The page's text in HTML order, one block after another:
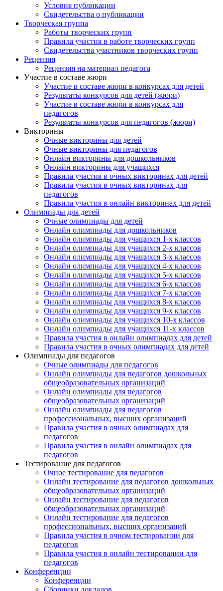
Условия публикации
Свидетельства о публикации
Творческая группа
Работы творческих групп
Правила участия в работе творческих групп
Свидетельства участников творческих групп
Рецензия
Рецензия на материал педагога
Участие в составе жюри
Участие в составе жюри в конкурсах для детей
Результаты конкурсов для детей (жюри)
Участие в составе жюри в конкурсах для
педагогов
Результаты конкурсов для педагогов (жюри)
Викторины
Очные викторины для детей
Очные викторины для педагогов
Онлайн викторины для дошкольников
Онлайн викторины для учащихся
Правила участия в очных викторинах для детей
Правила участия в очных викторинах для
педагогов
Правила участия в онлайн викторинах для детей
Олимпиады для детей
Очные олимпиады для детей
Онлайн олимпиады для дошкольников
Онлайн олимпиады для учащихся 1-х классов
Онлайн олимпиады для учащихся 2-х классов
Онлайн олимпиады для учащихся 3-х классов
Онлайн олимпиады для учащихся 4-х классов
Онлайн олимпиады для учащихся 5-х классов
Онлайн олимпиады для учащихся 6-х классов
Онлайн олимпиады для учащихся 7-х классов
Онлайн олимпиады для учащихся 8-х классов
Онлайн олимпиады для учащихся 9-х классов
Онлайн олимпиады для учащихся 10-х классов
Онлайн олимпиады для учащихся 11-х классов
Правила участия в онлайн олимпиадах для детей
Правила участия в очных олимпиадах для детей
Олимпиады для педагогов
Очные олимпиады для педагогов
Онлайн олимпиады для педагогов дошкольных
общеобразовательных организаций
Онлайн олимпиады для педагогов
общеобразовательных организаций
Онлайн олимпиады для педагогов
профессиональных, высших организаций
Правила участия в очных олимпиадах для
педагогов
Правила участия в онлайн олимпиадах для
педагогов
Тестирование для педагогов
Очное тестирование для педагогов
Онлайн тестирование для педагогов дошкольных
общеобразовательных организаций
Онлайн тестирование для педагогов
общеобразовательных организаций
Онлайн тестирование для педагогов
профессиональных, высших организаций
Правила участия в очном тестировании для
педагогов
Правила участия в онлайн тестировании для
педагогов
Конференции
Конференции
Сборники докладов